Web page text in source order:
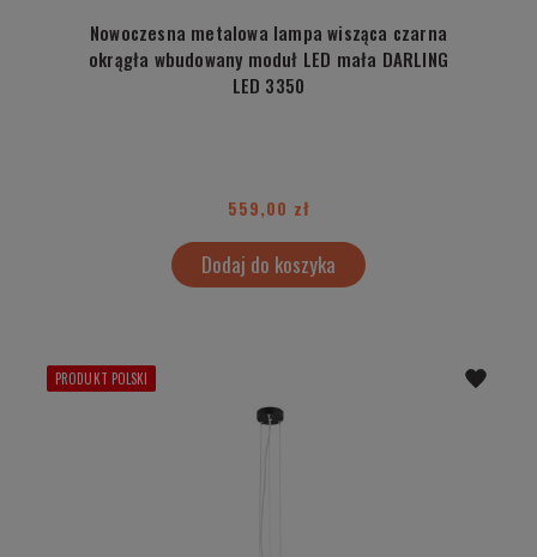
Nowoczesna metalowa lampa wisząca czarna
okrągła wbudowany moduł LED mała DARLING
LED 3350
559,00 zł
Dodaj do koszyka
PRODUKT POLSKI